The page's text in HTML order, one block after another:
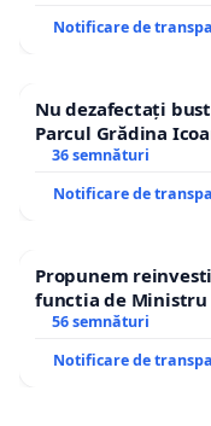
Notificare de
Nu dezafectați
Parcul Grădina
36 semnături
Notificare de
Propunem
functia de Ministru
56 semnături
Notificare de